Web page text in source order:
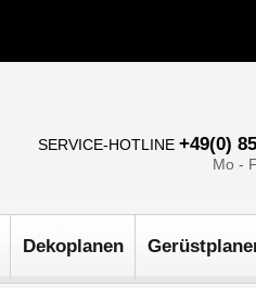
SERVICE-HOTLINE +49(0)
Mo -
Dekoplanen